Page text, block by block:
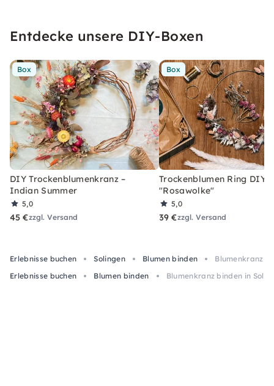
Entdecke unsere DIY-Boxen
Box
DIY Trockenblumenkranz –
Indian Summer
5,0
45 €zzgl. Versand
Box
Trockenblumen Ring DIY-
"Rosawolke"
5,0
39 €zzgl. Versand
Erlebnisse buchen Solingen Blumen binden
Blumenkranz
Erlebnisse buchen
Blumen binden Blumenkranz binden in